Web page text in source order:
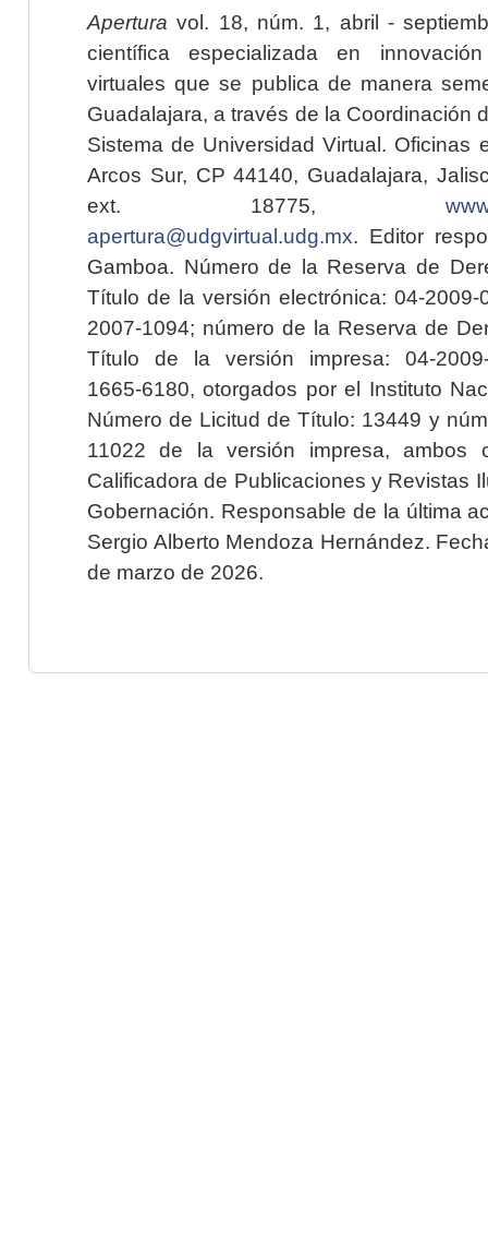
Apertura vol. 18, núm. 1, abril -
científica especializada en
virtuales que se publica de manera
Guadalajara, a través de la Coordinación
Sistema de Universidad Virtual. Oficinas
Arcos Sur, CP 44140, Guadalajara,
ext. 18775,
apertura@udgvirtual.udg.mx. Editor
Gamboa. Número de la Reserva de
Título de la versión electrónica: 04-2009-
2007-1094; número de la Reserva de
Título de la versión impresa: 04-2009-
1665-6180, otorgados por el Instituto
Número de Licitud de Título: 13449 y
11022 de la versión impresa, ambos
Calificadora de Publicaciones y Revistas
Gobernación. Responsable de la última
Sergio Alberto Mendoza Hernández.
de marzo de 2026.